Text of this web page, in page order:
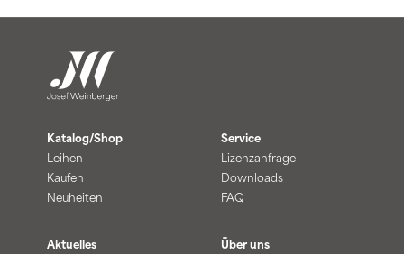
Katalog/Shop
Leihen
Kaufen
Neuheiten
Service
Lizenzanfrage
Downloads
FAQ
Aktuelles Über uns